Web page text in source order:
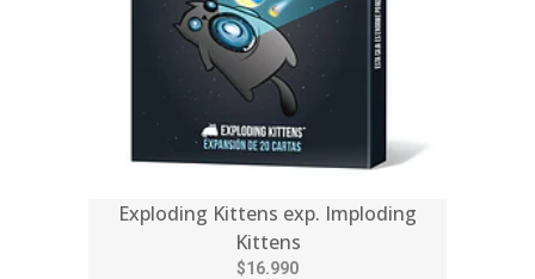
Exploding Kittens exp. Imploding
Kittens
$16.990